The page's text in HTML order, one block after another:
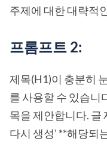
주제에 대한 대략적
프롬프트 2:
제목(H1)이 충분히
를 사용할 수 있습니
목을 제안합니다. 글
다시 생성' **해당되